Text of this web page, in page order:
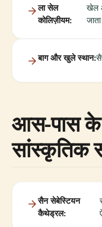
ला सेल
कोलिज़ीयम:
खेल
बाग और खुले स्थान:
आस-पास के
सांस्कृतिक
सैन सेबेस्टियन
कैथेड्रल: